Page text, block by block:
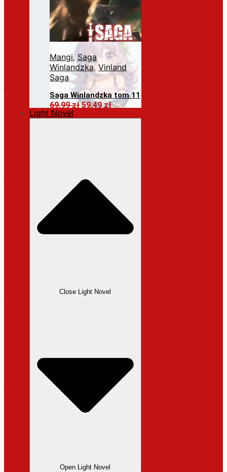
Mangi, Saga
Winlandzka, Vinland
Saga
Saga Winlandzka tom 11
69,99złPierwotna
59,49złAktualna
Dodaj do koszyka
Light Novel
Close Light Novel
Open Light Novel